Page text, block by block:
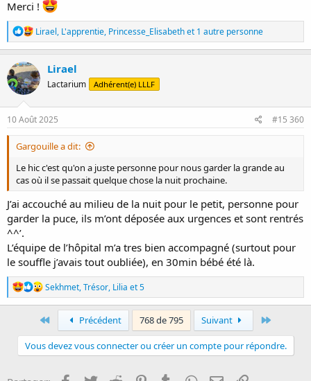
Merci !
R
é
a
t
i
n
s
Lirael, L'apprentie, Princesse_Elisabethet 1 autre personne
Lirael
Lactarium Adhérent(e) LLLF
10 Août 2025 #15 360
Gargouille a dit:
Le hic c'est qu'on a juste personne pour nous garder la grande au
cas où il se passait quelque chose la nuit prochaine.
J’ai accouché au milieu de la nuit pour le petit, personne pour
garder la puce, ils m’ont déposée aux urgences et sont rentrés
^^’.
L’équipe de l’hôpital m’a tres bien accompagné (surtout pour
le souffle j’avais tout oubliée), en 30min bébé été là.
R
é
a
c
o
Sekhmet,Trésor, Lilia et 5
First Précédent 768 de 795 Suivant
Vous devez vous connecter ou créer un compte pour répondre.